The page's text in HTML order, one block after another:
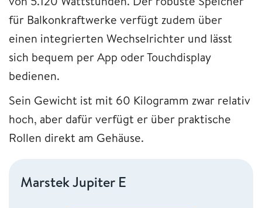
für Balkonkraftwerke verfügt zudem über
einen integrierten Wechselrichter und lässt
sich bequem per App oder Touchdisplay
bedienen.
Sein Gewicht ist mit 60 Kilogramm zwar relativ
hoch, aber dafür verfügt er über praktische
Rollen direkt am Gehäuse.
Marstek Jupiter E